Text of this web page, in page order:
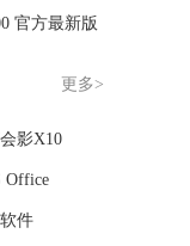
官方最新版
更多>
影X10
Office
件